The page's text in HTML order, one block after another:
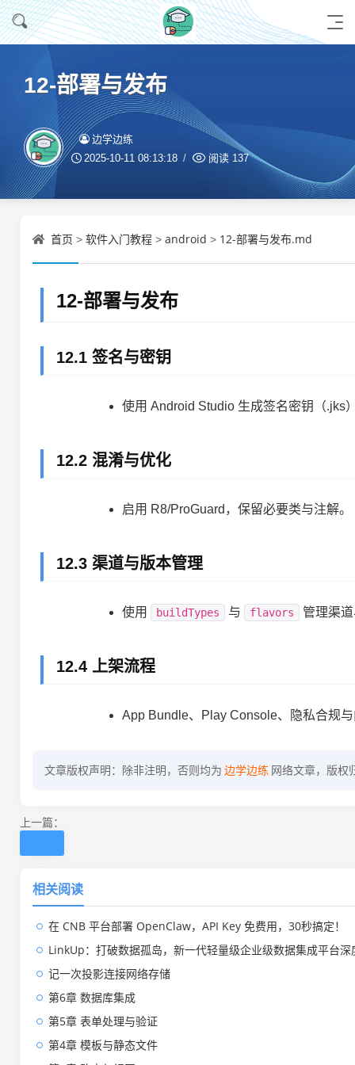
12-部署与发布
边学边练
2025-10-11 08:13:18 阅读 137
首页 > 软件入门教程 > android > 12-部署与发布.md
12-部署与发布
12.1 签名与密钥
使用 Android Studio 生成签名密钥（.jks
12.2 混淆与优化
启用 R8/ProGuard，保留必要类与注解。
12.3 渠道与版本管理
使用 buildTypes 与 flavors 管理渠
12.4 上架流程
App Bundle、Play Console、隐私合规
文章版权声明：除非注明，否则均为 边学边练 网络文章，版权
上一篇：
相关阅读
在 CNB 平台部署 OpenClaw，API Key 免费用，30秒搞定！
LinkUp：打破数据孤岛，新一代轻量级企业级数据集成平台深
记一次投影连接网络存储
第6章 数据库集成
第5章 表单处理与验证
第4章 模板与静态文件